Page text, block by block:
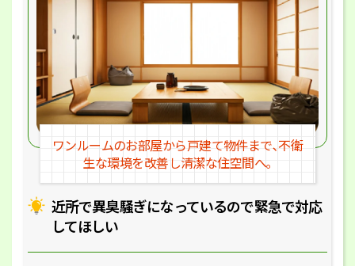
近所で異臭騒ぎになっているので緊急で対応
してほしい
ワンルームのお部屋から戸建て物件まで､不衛
生な環境を改善し清潔な住空間へ｡